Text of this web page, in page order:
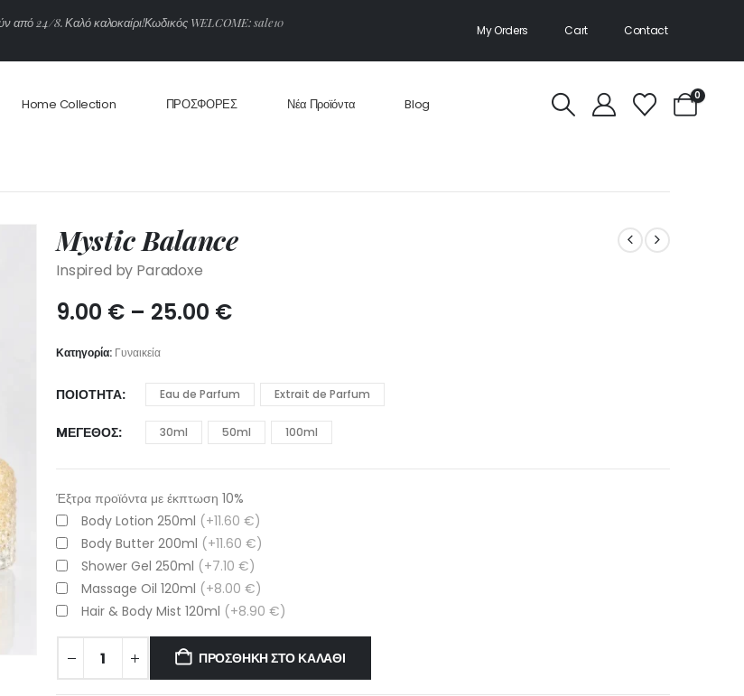
ναπό 24/8. Καλόκαλοκαίρι!Κωδικός WELCOME: sale10
My Orders Cart Contact
Home Collection ΠΡΟΣΦΟΡΕΣ Νέα Προϊόντα Blog
0
Mystic Balance
Inspired by Paradoxe
9.00 € – 25.00 €Price
through
25.00 €
Κατηγορία: Γυναικεία
ΠΟΙΌΤΗΤΑ Eau de Parfum Extrait de Parfum
MΈΓΕΘΟΣ 30ml 50ml 100ml
Έξτρα προϊόντα με έκπτωση 10%
Body Lotion 250ml (+11.60 €)
Body Butter 200ml (+11.60 €)
Shower Gel 250ml (+7.10 €)
Massage Oil 120ml (+8.00 €)
Hair & Body Mist 120ml (+8.90 €)
ΠΡΟΣΘΉΚΗ ΣΤΟ ΚΑΛΆΘΙ